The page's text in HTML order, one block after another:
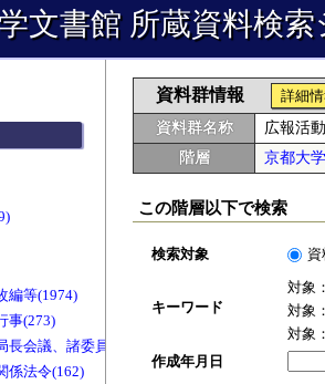
文書館 所蔵資料検
編等(1974)
事(273)
長会議、諸委員会等(1466)
係法令(162)
資料群情報
詳細
資料群名称
広報活動
階層
京都大
この階層以下で検索
検索対象 資
キーワード
対象
対象
対象
作成年月日